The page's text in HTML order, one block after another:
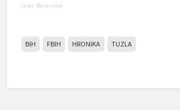
Izvor: Nezavisne
BIH FBIH HRONIKA TUZLA